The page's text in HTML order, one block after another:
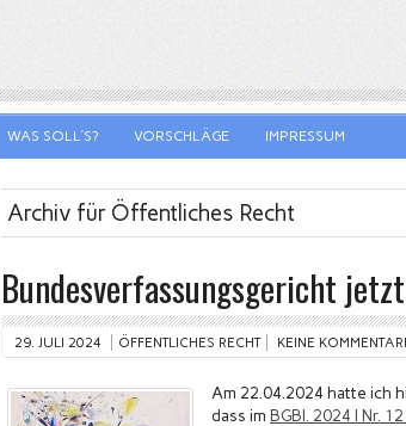
WAS SOLL’S? VORSCHLÄGE IMPRESSUM
Archiv für Öffentliches Recht
Bundesverfassungsgericht
29. JULI 2024 ÖFFENTLICHES RECHT KEINE
Am 22.04.2024 hatte ich
dass im BGBl. 2024 I Nr.